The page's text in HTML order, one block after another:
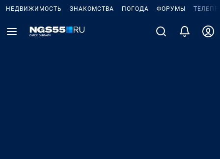
НЕДВИЖИМОСТЬ ЗНАКОМСТВА ПОГОДА ФОРУМЫ